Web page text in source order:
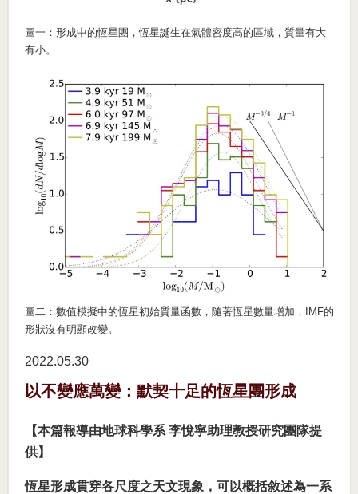
圖一：形成中的恆星團，恆星誕生在氣體密度高的區域，質量有大
有小。
圖二：數值模擬中的恆星初始質量函數，隨著恆星數量增加，IMF的
形狀沒有明顯改變。
2022.05 30
以不變應萬變：默契十足的恆星團形成
【本篇報導由地球科學系 李悅寧助理教授研究團隊提
供】
恆星形成貫穿各尺度之天文現象，可以概括敘述為一系